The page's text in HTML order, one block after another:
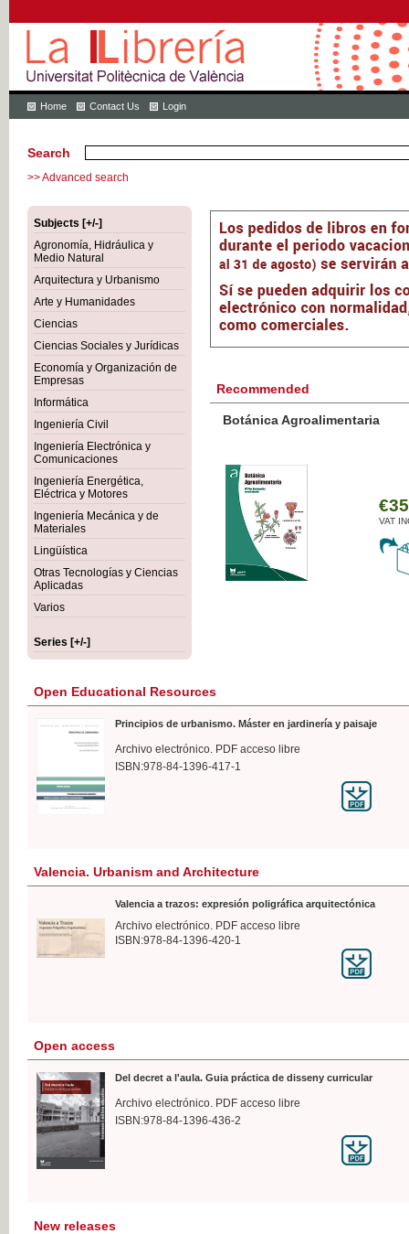
Home Contact Us Login
Search
>> Advanced search
Subjects [+/-]
Agronomía, Hidráulica y
Medio Natural
Arquitectura y Urbanismo
Arte y Humanidades
Ciencias
Ciencias Sociales y Jurídicas
Economía y Organización de
Empresas
Informática
Ingeniería Civil
Ingeniería Electrónica y
Comunicaciones
Ingeniería Energética,
Eléctrica y Motores
Ingeniería Mecánica y de
Materiales
Lingüística
Otras Tecnologías y Ciencias
Aplicadas
Varios
Series [+/-]
Recommended
Botánica Agroalimentaria
VAT
Open Educational Resources
Principios de urbanismo. Máster en jardinería y paisaje
Archivo electrónico. PDF acceso libre
ISBN:978-84-1396-417-1
Valencia. Urbanism and Architecture
Valencia a trazos: expresión poligráfica arquitectónica
Archivo electrónico. PDF acceso libre
ISBN:978-84-1396-420-1
Open access
Del decret a l'aula. Guia práctica de disseny curricular
Archivo electrónico. PDF acceso libre
ISBN:978-84-1396-436-2
New releases